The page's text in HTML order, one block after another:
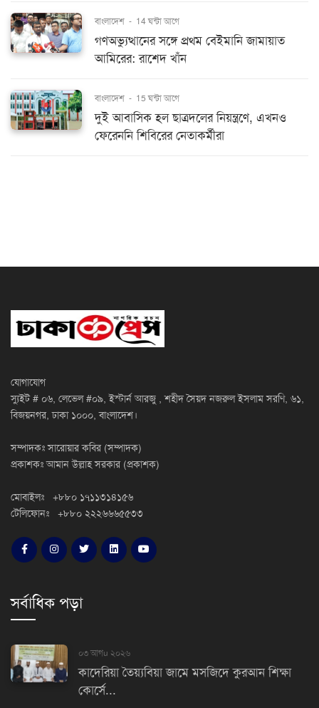
বাংলাদেশ - 14 ঘন্টা আগে
গণঅভ্যুত্থানের সঙ্গে প্রথম বেইমানি জামায়াত
আমিরের: রাশেদ খাঁন
বাংলাদেশ - 15 ঘন্টা আগে
দুই আবাসিক হল ছাত্রদলের নিয়ন্ত্রণে, এখনও
ফেরেননি শিবিরের নেতাকর্মীরা
যোগাযোগ
স্যুইট # ০৬, লেভেল #০৯, ইস্টার্ন আরজু , শহীদ সৈয়দ নজরুল ইসলাম সরণি, ৬১,
বিজয়নগর, ঢাকা ১০০০, বাংলাদেশ।
সম্পাদকঃ সারোয়ার কবির (সম্পাদক)
প্রকাশকঃ আমান উল্লাহ সরকার (প্রকাশক)
মোবাইলঃ +৮৮০ ১৭১১৩১৪১৫৬
টেলিফোনঃ +৮৮০ ২২২৬৬৬৫৫৩৩
সর্বাধিক পড়া
০৩ আগu ২০২৬
কাদেরিয়া তৈয়্যবিয়া জামে মসজিদে কুরআন শিক্ষা
কোর্সে...